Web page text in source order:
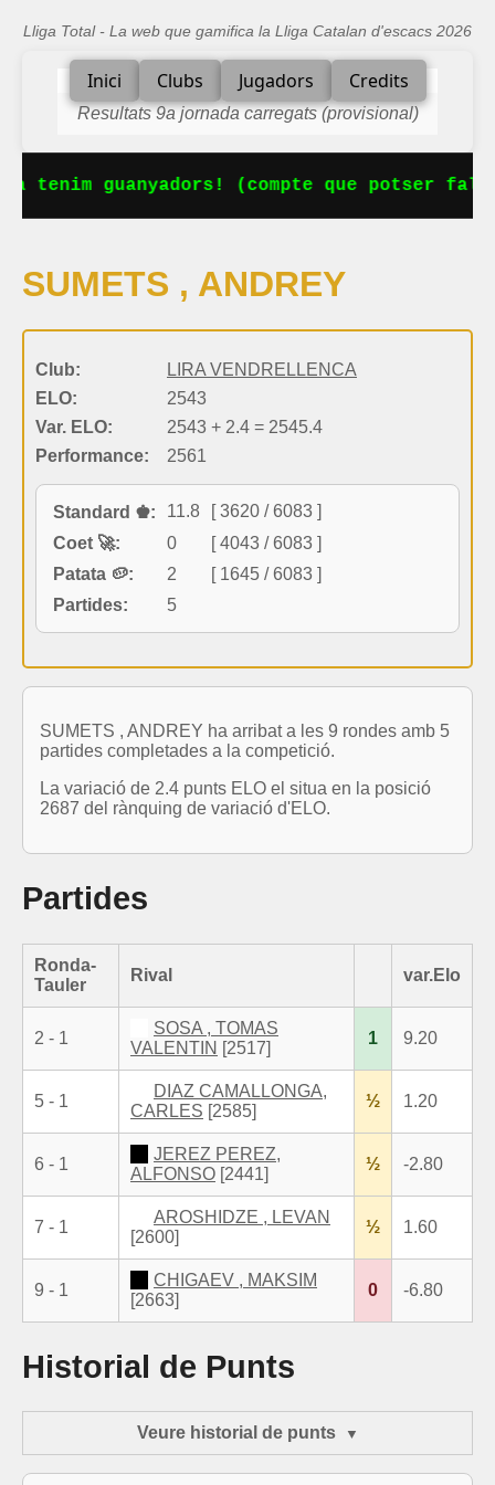
Lliga Total - La web que gamifica la Lliga Catalan d'escacs 2026
Inici Clubs Jugadors Credits
Resultats 9a jornada carregats (provisional)
tenim guanyadors! (compte que potser
SUMETS , ANDREY
Club:
LIRA VENDRELLENCA
ELO:
2543
Var. ELO:
2543 + 2.4 = 2545.4
Performance:
2561
Standard ♚: 11.8
[ 3620 / 6083 ]
Coet 🚀:
0
[ 4043 / 6083 ]
Patata 🥔:
2
[ 1645 / 6083 ]
Partides:
5
SUMETS , ANDREY ha arribat a les 9 rondes amb 5
partides completades a la competició.
La variació de 2.4 punts ELO el situa en la posició
2687 del rànquing de variació d'ELO.
Partides
Ronda-
Tauler
Rival var.Elo
2 - 1
SOSA , TOMAS
VALENTIN [2517]
1 9.20
5 - 1
DIAZ CAMALLONGA,
CARLES [2585]
½ 1.20
6 - 1
JEREZ PEREZ,
ALFONSO [2441]
½ -2.80
7 - 1
AROSHIDZE , LEVAN
[2600]
½ 1.60
9 - 1
CHIGAEV , MAKSIM
[2663]
0 -6.80
Historial de Punts
Veure historial de punts